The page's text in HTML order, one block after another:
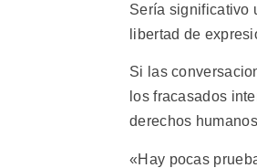
Sería significativo
libertad de
Si las
los fracasados
derechos
«Hay pocas